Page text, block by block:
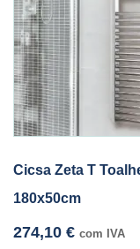
Cicsa Zeta T
180x50cm
274,10 € com IVA